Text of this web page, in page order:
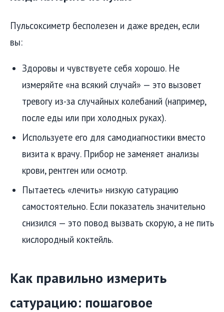
Пульсоксиметр бесполезен и даже вреден, если
вы:
Здоровы и чувствуете себя хорошо. Не
измеряйте «на всякий случай» — это вызовет
тревогу из-за случайных колебаний (например,
после еды или при холодных руках).
Используете его для самодиагностики вместо
визита к врачу. Прибор не заменяет анализы
крови, рентген или осмотр.
Пытаетесь «лечить» низкую сатурацию
самостоятельно. Если показатель значительно
снизился — это повод вызвать скорую, а не пить
кислородный коктейль.
Как правильно измерить
сатурацию: пошаговое